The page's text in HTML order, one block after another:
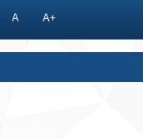
A A+